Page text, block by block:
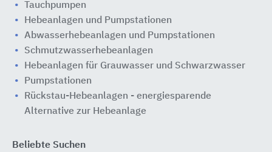
Tauchpumpen
Hebeanlagen und Pumpstationen
Abwasserhebeanlagen und Pumpstationen
Schmutzwasserhebeanlagen
Hebeanlagen für Grauwasser und Schwarzwasser
Pumpstationen
Rückstau-Hebeanlagen - energiesparende
Alternative zur Hebeanlage
Beliebte Suchen